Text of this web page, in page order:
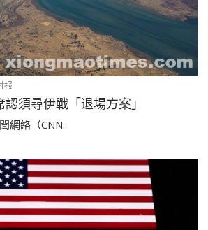
报
須尋伊戰「退場方案」
網絡（CNN...